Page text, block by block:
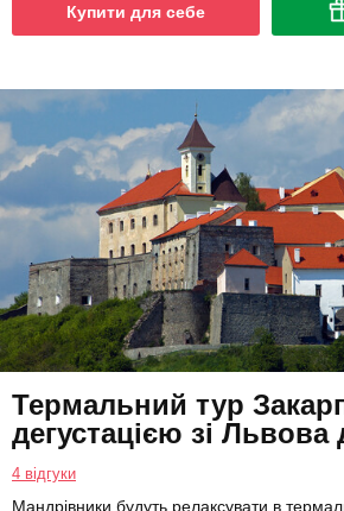
Купити для себе
Термальний тур
дегустацією зі Львова
4 відгуки
Мандрівники будуть релаксувати в